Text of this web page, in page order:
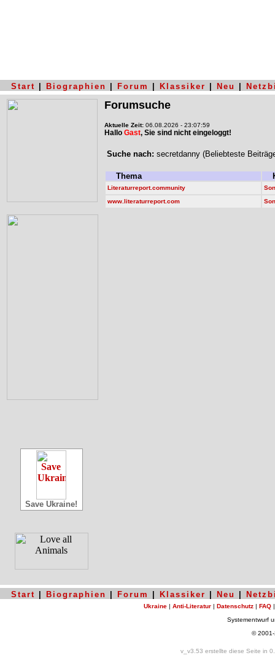
Start Biographien Forum Klassiker Neu
Save Ukraine!
Forumsuche
Aktuelle Zeit: 06.08.2026 - 23:07:59
Hallo Gast, Sie sind nicht eingeloggt!
Suche nach: secretdanny (Beliebteste
Thema
Literaturreport.community
www.literaturreport.com
Start Biographien Forum Klassiker Neu
Ukraine | Anti-Literatur | Datenschutz | FAQ
Systementwurf
©
v_v3.53 erstellte diese Seite in